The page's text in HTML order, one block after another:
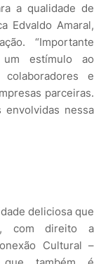
a qualidade de
Edvaldo Amaral,
“Importante
estímulo ao
e
parceiras.
envolvidas nessa
deliciosa que
com direito a
Cultural –